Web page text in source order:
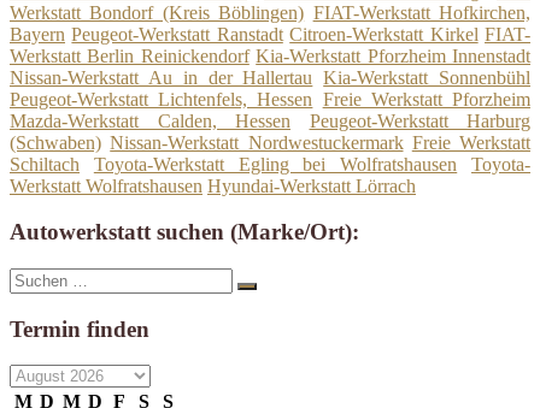
Werkstatt Bondorf (Kreis Böblingen) FIAT-Werkstatt Hofkirchen,
Bayern Peugeot-Werkstatt Ranstadt Citroen-Werkstatt Kirkel FIAT-
Werkstatt Berlin Reinickendorf Kia-Werkstatt Pforzheim Innenstadt
Nissan-Werkstatt Au in der Hallertau Kia-Werkstatt Sonnenbühl
Peugeot-Werkstatt Lichtenfels, Hessen Freie Werkstatt Pforzheim
Mazda-Werkstatt Calden, Hessen
Peugeot-Werkstatt Harburg
(Schwaben) Nissan-Werkstatt Nordwestuckermark Freie Werkstatt
Schiltach
Toyota-Werkstatt Egling bei Wolfratshausen
Toyota-
Werkstatt Wolfratshausen Hyundai-Werkstatt Lörrach
Autowerkstatt suchen (Marke/Ort):
Suche
nach:
Suchen
Termin finden
M D M D F S
S